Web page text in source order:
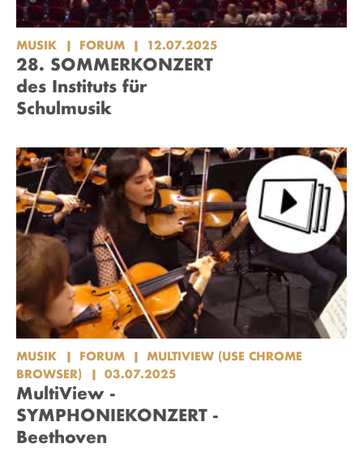
MUSIK FORUM 12.07.2025
28. SOMMERKONZERT
des Instituts für
Schulmusik
MUSIK FORUM
MULTIVIEW (USE CHROME
BROWSER)
03.07.2025
MultiView -
SYMPHONIEKONZERT -
Beethoven